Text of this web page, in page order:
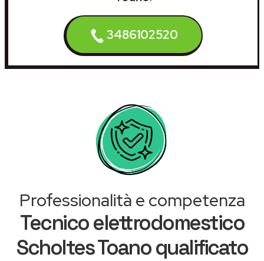
3486102520
Professionalità e competenza
Tecnico elettrodomestico
Scholtes Toano qualificato